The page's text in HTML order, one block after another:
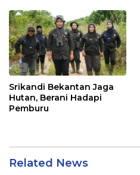
Srikandi Bekantan Jaga
Hutan, Berani Hadapi
Pemburu
Related News